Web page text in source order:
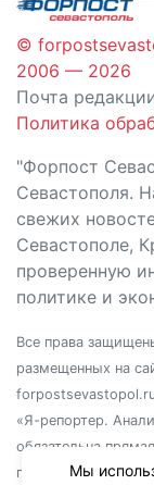
©
2006 — 2026
Почта
Политика
"Форпост
Севастополя.
свежих
Севастополе,
проверенную
политике и
Все права
размещенных на
«Я-репортер.
обязательна
гиперссылка.
Мы